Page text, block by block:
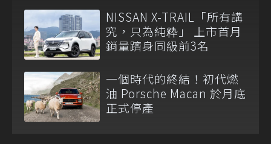
NISSAN X-TRAIL「所有講
究，只為純粋」 上市首月
銷量躋身同級前3名
一個時代的終結！初代燃
油 Porsche Macan 於月底
正式停產